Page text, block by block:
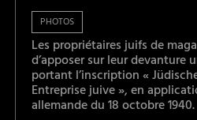
PHOTOS
Les propriétaires juifs de
d’apposer sur leur devanture
portant l’inscription «
Entreprise juive », en
allemande du 18 octobre 1940.